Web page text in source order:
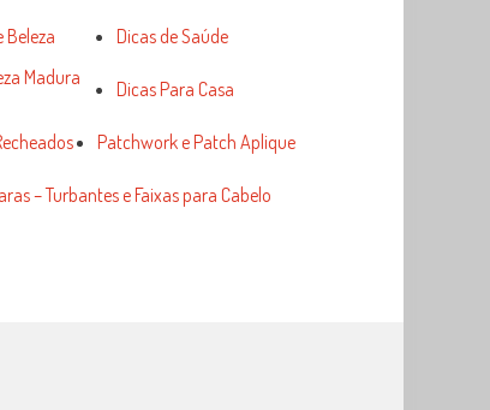
Beleza
Madura
Dicas de Saúde
Dicas Para Casa
Patchwork e Patch Aplique
– Turbantes e Faixas para Cabelo